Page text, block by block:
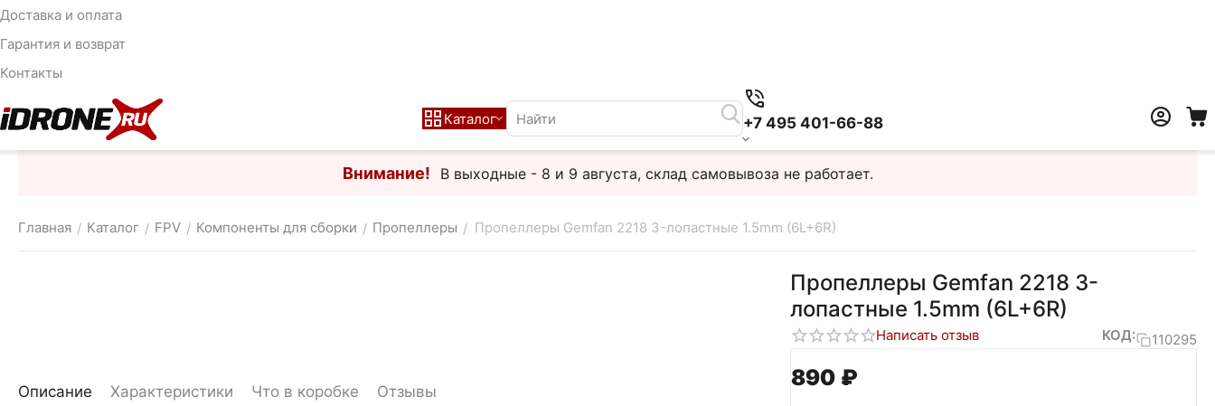
Доставка и оплата
Гарантия и возврат
Контакты
Каталог +7 495 401-66-88
Внимание! В выходные - 8 и 9 августа, склад самовывоза не работает.
Главная / Каталог / FPV / Компоненты для сборки / Пропеллеры / Пропеллеры Gemfan 2218 3-лопастные 1.5mm (6L+6R)
Пропеллеры Gemfan 2218 3-
лопастные 1.5mm (6L+6R)
Написать отзыв КОД: 110295
‍890‍ ₽
Описание Характеристики Что в коробке Отзывы